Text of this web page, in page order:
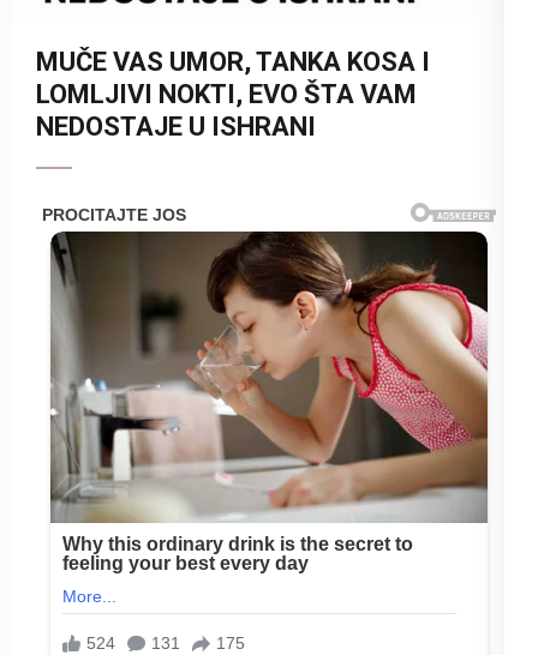
MUČE VAS UMOR, TANKA KOSA I
LOMLJIVI NOKTI, EVO ŠTA VAM
NEDOSTAJE U ISHRANI